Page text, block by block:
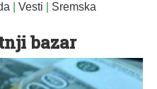
Vesti
Sremska
bazar